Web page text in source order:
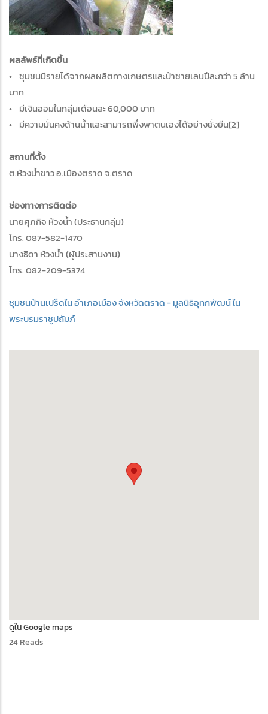
ผลลัพธ์ที่เกิดขึ้น
• ชุมชนมีรายได้จากผลผลิตทางเกษตรและป่าชายเลนปีละกว่า 5 ล้าน
บาท
• มีเงินออมในกลุ่มเดือนละ 60,000 บาท
• มีความมั่นคงด้านน้ำและสามารถพึ่งพาตนเองได้อย่างยั่งยืน[2]
สถานที่ตั้ง
ต.ห้วงน้ำขาว อ.เมืองตราด จ.ตราด
ช่องทางการติดต่อ
นายศุภกิจ ห้วงน้ำ (ประธานกลุ่ม)
โทร. 087-582-1470
นางธิดา ห้วงน้ำ (ผู้ประสานงาน)
โทร. 082-209-5374
ชุมชนบ้านเปร็ดใน อำเภอเมือง จังหวัดตราด - มูลนิธิอุทกพัฒน์ ใน
พระบรมราชูปถัมภ์
ดูใน Google maps
24 Reads